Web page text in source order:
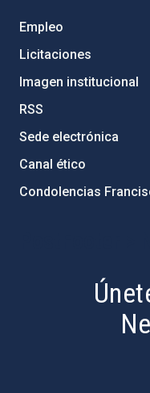
Empleo
Licitaciones
Imagen institucional
RSS
Sede electrónica
Canal ético
Condolencias